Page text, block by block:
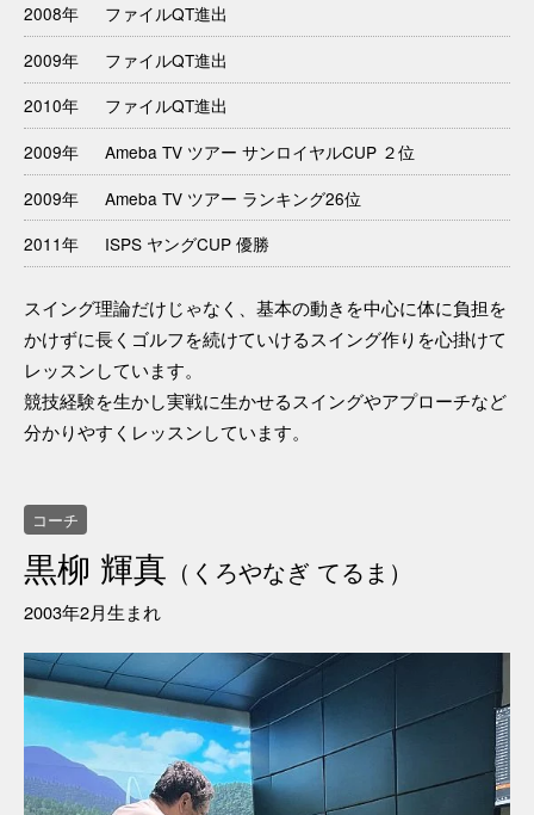
2008年
ファイルQT進出
2009年
ファイルQT進出
2010年
ファイルQT進出
2009年
Ameba TV ツアー サンロイヤルCUP ２位
2009年
Ameba TV ツアー ランキング26位
2011年
ISPS ヤングCUP 優勝
スイング理論だけじゃなく、基本の動きを中心に体に負担を
かけずに長くゴルフを続けていけるスイング作りを心掛けて
レッスンしています。
競技経験を生かし実戦に生かせるスイングやアプローチなど
分かりやすくレッスンしています。
コーチ
黒柳 輝真 （くろやなぎ てるま）
2003年2月生まれ